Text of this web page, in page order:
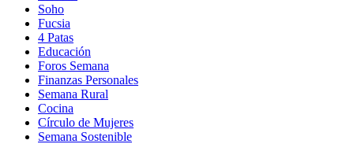
Soho
in
new
window
Fucsia
in
new
window
4 Patas
Educación
Foros Semana
Finanzas Personales
Semana Rural
Cocina
Círculo de Mujeres
Semana Sostenible